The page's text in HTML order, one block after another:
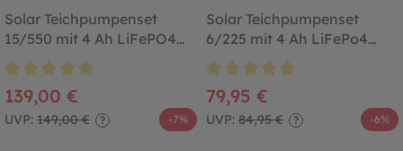
Solar Teichpumpenset
15/550 mit 4 Ah LiFePO4
Akkuspeicher
139,00 €
UVP: 149,00 € ? -7%
Solar Teichpumpenset
6/225 mit 4 Ah LiFePo4
Akkuspeicher
79,95 €
UVP: 84,95 € ? -6%